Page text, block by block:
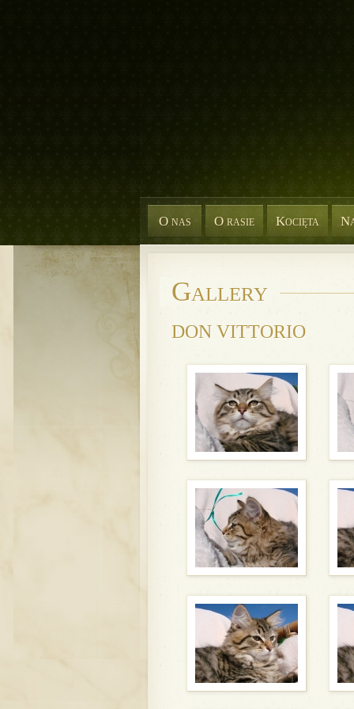
O nas O rasie Kocięta
Gallery
DON VITTORIO